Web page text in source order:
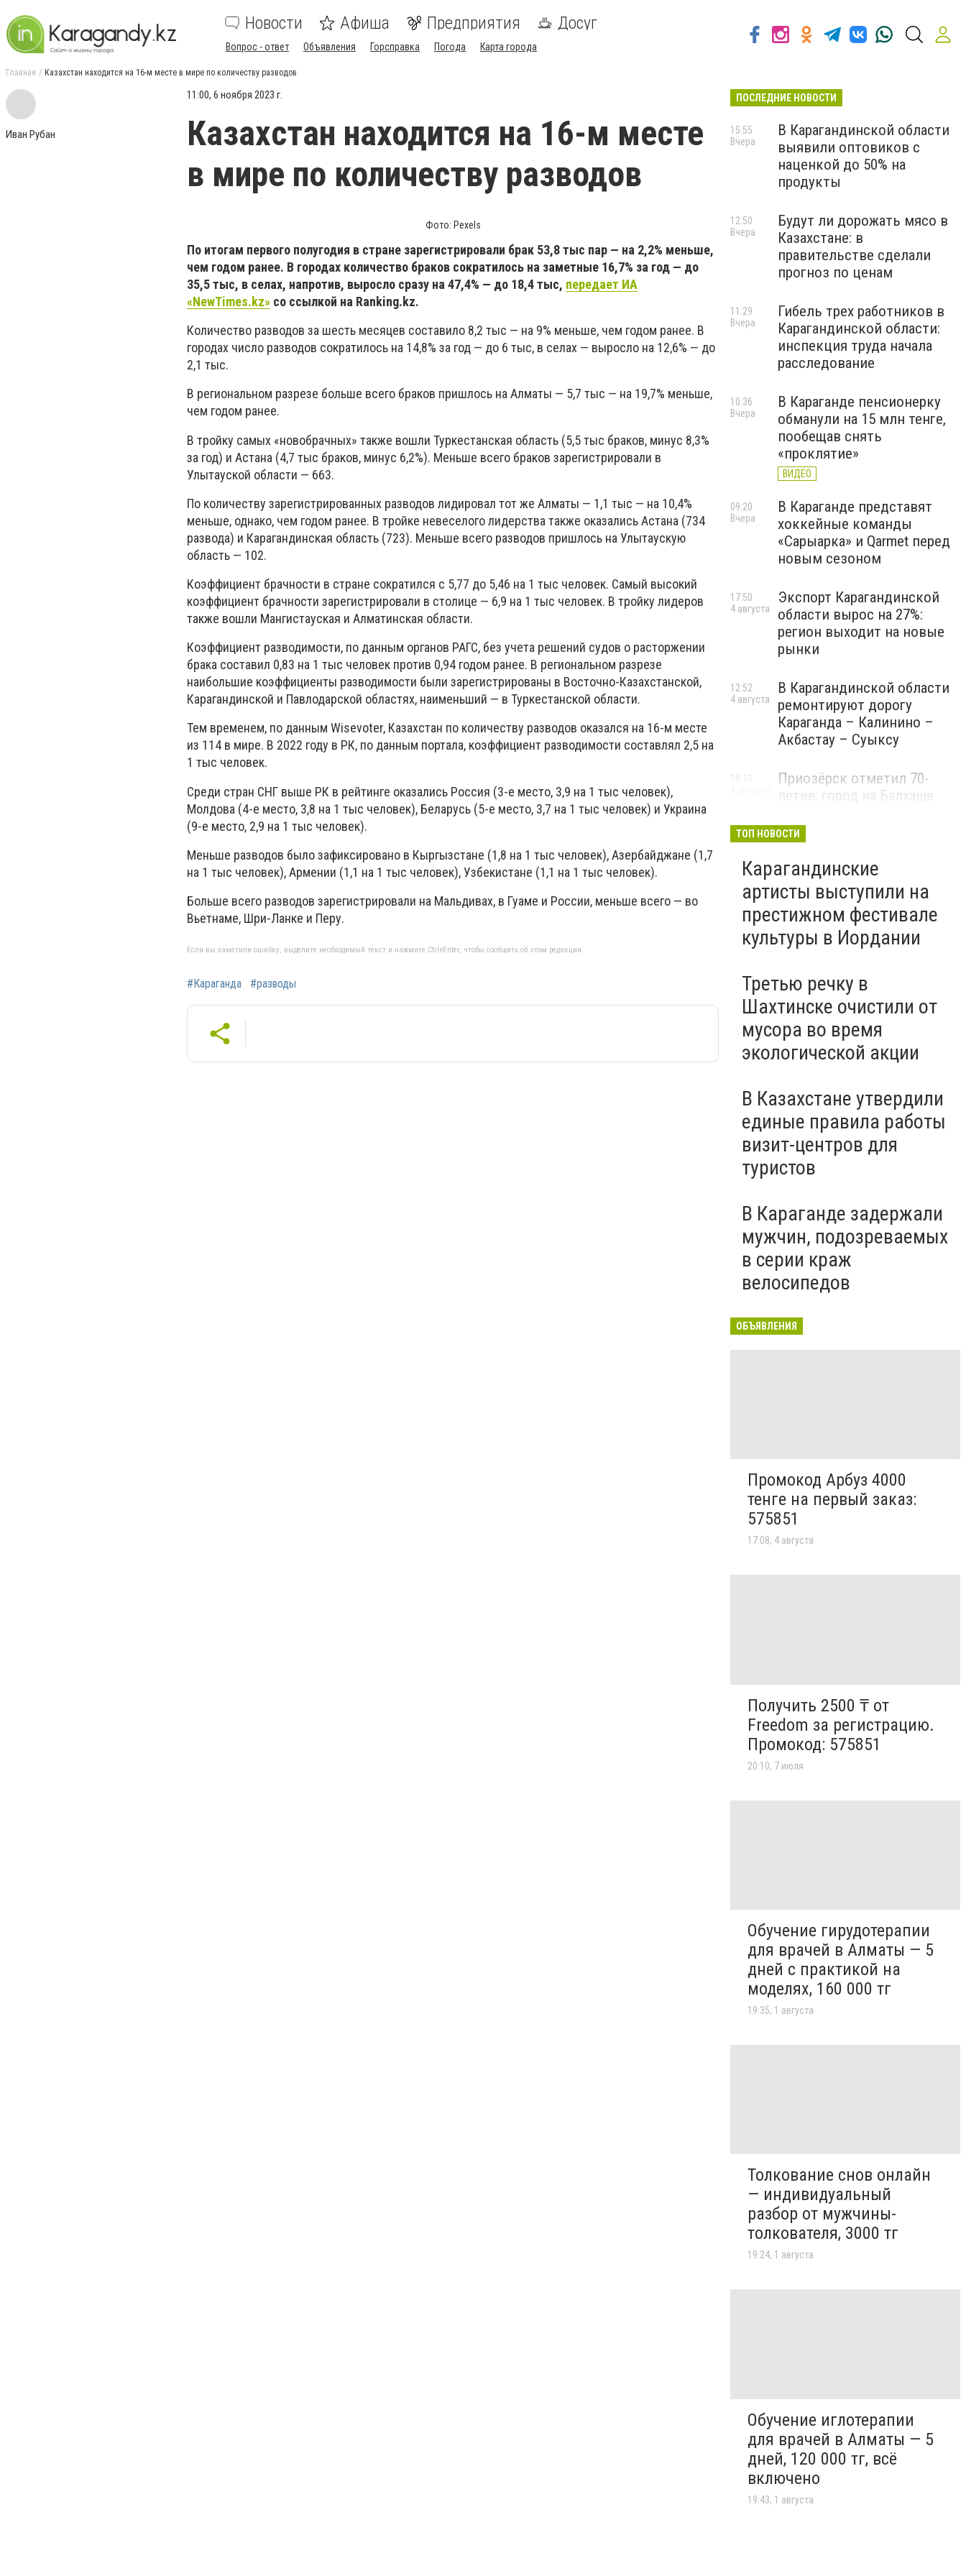
Новости Афиша Предприятия Досуг
Вопрос - ответ Объявления Горсправка Погода Карта города
Главная Казахстан находится на 16-м месте в мире по количеству разводов
Иван Рубан
11:00, 6 ноября 2023 г.
Казахстан находится на 16-м месте
в мире по количеству разводов
Фото: Pexels
По итогам первого полугодия в стране зарегистрировали брак 53,8 тыс пар — на 2,2% меньше,
чем годом ранее. В городах количество браков сократилось на заметные 16,7% за год — до
35,5 тыс, в селах, напротив, выросло сразу на 47,4% — до 18,4 тыс, передает ИА
«NewTimes.kz» со ссылкой на Ranking.kz.
Количество разводов за шесть месяцев составило 8,2 тыс — на 9% меньше, чем годом ранее. В
городах число разводов сократилось на 14,8% за год — до 6 тыс, в селах — выросло на 12,6% — до
2,1 тыс.
В региональном разрезе больше всего браков пришлось на Алматы — 5,7 тыс — на 19,7% меньше,
чем годом ранее.
В тройку самых «новобрачных» также вошли Туркестанская область (5,5 тыс браков, минус 8,3%
за год) и Астана (4,7 тыс браков, минус 6,2%). Меньше всего браков зарегистрировали в
Улытауской области — 663.
По количеству зарегистрированных разводов лидировал тот же Алматы — 1,1 тыс — на 10,4%
меньше, однако, чем годом ранее. В тройке невеселого лидерства также оказались Астана (734
развода) и Карагандинская область (723). Меньше всего разводов пришлось на Улытаускую
область — 102.
Коэффициент брачности в стране сократился с 5,77 до 5,46 на 1 тыс человек. Самый высокий
коэффициент брачности зарегистрировали в столице — 6,9 на 1 тыс человек. В тройку лидеров
также вошли Мангистауская и Алматинская области.
Коэффициент разводимости, по данным органов РАГС, без учета решений судов о расторжении
брака составил 0,83 на 1 тыс человек против 0,94 годом ранее. В региональном разрезе
наибольшие коэффициенты разводимости были зарегистрированы в Восточно-Казахстанской,
Карагандинской и Павлодарской областях, наименьший — в Туркестанской области.
Тем временем, по данным Wisevoter, Казахстан по количеству разводов оказался на 16-м месте
из 114 в мире. В 2022 году в РК, по данным портала, коэффициент разводимости составлял 2,5 на
1 тыс человек.
Среди стран СНГ выше РК в рейтинге оказались Россия (3-е место, 3,9 на 1 тыс человек),
Молдова (4-е место, 3,8 на 1 тыс человек), Беларусь (5-е место, 3,7 на 1 тыс человек) и Украина
(9-е место, 2,9 на 1 тыс человек).
Меньше разводов было зафиксировано в Кыргызстане (1,8 на 1 тыс человек), Азербайджане (1,7
на 1 тыс человек), Армении (1,1 на 1 тыс человек), Узбекистане (1,1 на 1 тыс человек).
Больше всего разводов зарегистрировали на Мальдивах, в Гуаме и России, меньше всего — во
Вьетнаме, Шри-Ланке и Перу.
Если вы заметили ошибку, выделите необходимый текст и нажмите Ctrl+Enter, чтобы сообщить об этом редакции
#Караганда #разводы
ПОСЛЕДНИЕ НОВОСТИ
В Карагандинской области
выявили оптовиков с
наценкой до 50% на
продукты
15:55
Вчера
Будут ли дорожать мясо в
Казахстане: в
правительстве сделали
прогноз по ценам
12:50
Вчера
Гибель трех работников в
Карагандинской области:
инспекция труда начала
расследование
11:29
Вчера
В Караганде пенсионерку
обманули на 15 млн тенге,
пообещав снять
«проклятие»
ВИДЕО
10:36
Вчера
В Караганде представят
хоккейные команды
«Сарыарка» и Qarmet перед
новым сезоном
09:20
Вчера
Экспорт Карагандинской
области вырос на 27%:
регион выходит на новые
рынки
17:50
4 августа
В Карагандинской области
ремонтируют дорогу
Караганда – Калинино –
Акбастау – Суыксу
12:52
4 августа
Приозёрск отметил 70-
летие: город на Балхаше
развитие
ТОП НОВОСТИ
Карагандинские
артисты выступили на
престижном фестивале
культуры в Иордании
Третью речку в
Шахтинске очистили от
мусора во время
экологической акции
В Казахстане утвердили
единые правила работы
визит-центров для
туристов
В Караганде задержали
мужчин, подозреваемых
в серии краж
велосипедов
ОБЪЯВЛЕНИЯ
Промокод Арбуз 4000
тенге на первый заказ:
575851
17:08, 4 августа
Получить 2500 ₸ от
Freedom за регистрацию.
Промокод: 575851
20:10, 7 июля
Обучение гирудотерапии
для врачей в Алматы — 5
дней с практикой на
моделях, 160 000 тг
19:35, 1 августа
Толкование снов онлайн
— индивидуальный
разбор от мужчины-
толкователя, 3000 тг
19:24, 1 августа
Обучение иглотерапии
для врачей в Алматы — 5
дней, 120 000 тг, всё
включено
19:43, 1 августа